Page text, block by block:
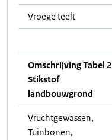
Vroege teelt
Omschrijving Tabel 2
Stikstof
landbouwgrond
Vruchtgewassen,
Tuinbonen,